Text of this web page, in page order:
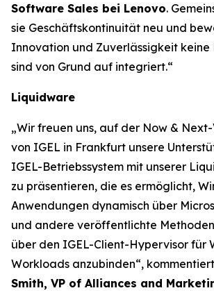
Software Sales bei Lenovo.
sie Geschäftskontinuität neu und
Innovation und Zuverlässigkeit keine
sind von Grund auf integriert.“
Liquidware
„Wir freuen uns, auf der Now &
von IGEL in Frankfurt unsere
IGEL-Betriebssystem mit unserer
zu präsentieren, die es ermöglicht,
Anwendungen dynamisch über
und andere veröffentlichte
über den IGEL-Client-Hypervisor für
Workloads anzubinden“,
Smith, VP of Alliances and